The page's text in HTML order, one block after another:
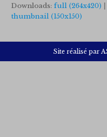
Downloads:full (264x420)
thumbnail (150x150)
Site réalisé par